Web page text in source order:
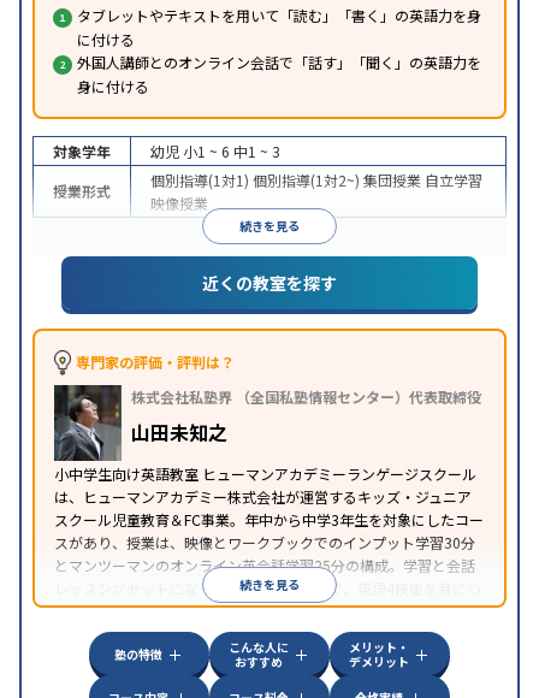
タブレットやテキストを用いて「読む」「書く」の英語力を身
に付ける
外国人講師とのオンライン会話で「話す」「聞く」の英語力を
身に付ける
続きを見る
対象学年 幼児 小1 ~ 6 中1 ~ 3
授業形式
個別指導(1対1) 個別指導(1対2~) 集団授業 自立学習
映像授業
近くの教室を探す
専門家の評価・評判は？
株式会社私塾界 （全国私塾情報センター）代表取締役
山田未知之
小中学生向け英語教室 ヒューマンアカデミーランゲージスクール
は、ヒューマンアカデミー株式会社が運営するキッズ・ジュニア
スクール児童教育＆FC事業。年中から中学3年生を対象にしたコー
スがあり、授業は、映像とワークブックでのインプット学習30分
とマンツーマンのオンライン英会話学習25分の構成。学習と会話
レッスンがセットになった授業時間完結型で、英語4技能を身につ
けられるよう指導をしている。
続きを見る
塾の特徴
こんな人に
おすすめ
メリット・
デメリット